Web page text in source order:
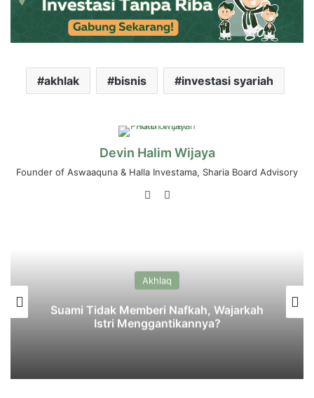
akhlak bisnis investasi syariah
Devin Halim Wijaya
Founder of Aswaaquna & Halla Investama, Sharia Board Advisory
LinkedIn
Akhlaq
Suami Tidak Memberi Nafkah, Wajarkah
Istri Menggantikannya?